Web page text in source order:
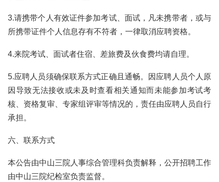
3.请携带个人有效证件参加考试、面试，凡未携带者，或与
所携带证件个人信息存有不符者，一律取消应聘资格。
4.来院考试、面试者住宿、差旅费及伙食费均请自理。
5.应聘人员须确保联系方式正确且通畅。因应聘人员个人原
因导致无法接收或未及时查看相关通知而未能参加考试考
核、资格复审、专家组评审等情况的，责任由应聘人员自行
承担。
六、联系方式
本公告由中山三院人事综合管理科负责解释，公开招聘工作
由中山三院纪检室负责监督。